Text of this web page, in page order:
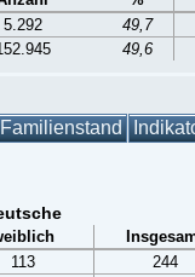
5.292
49,7
49,6
Familienstand
113
244